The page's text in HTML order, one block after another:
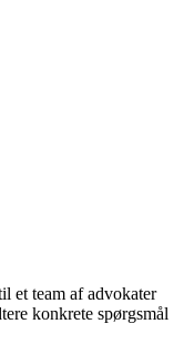
et team af advokater
konkrete spørgsmål